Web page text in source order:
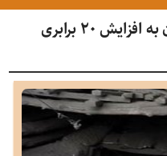
اعتراض انجمن ذغال سنگ ایران به افزایش ۲۰ برابری